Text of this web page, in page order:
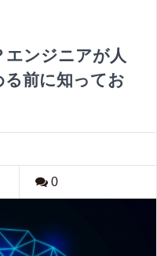
エンジニアが人
る前に知ってお
0